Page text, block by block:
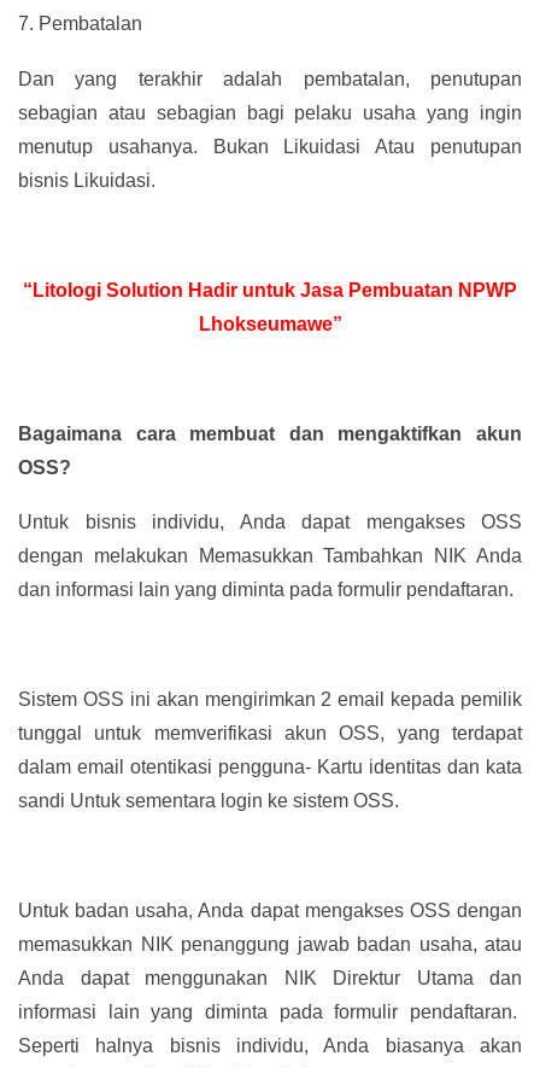
7. Pembatalan
Dan yang terakhir adalah pembatalan, penutupan
sebagian atau sebagian bagi pelaku usaha yang ingin
menutup usahanya. Bukan Likuidasi Atau penutupan
bisnis Likuidasi.
“Litologi Solution Hadir untuk Jasa Pembuatan NPWP
Lhokseumawe”
Bagaimana cara membuat dan mengaktifkan akun
OSS?
Untuk bisnis individu, Anda dapat mengakses OSS
dengan melakukan Memasukkan Tambahkan NIK Anda
dan informasi lain yang diminta pada formulir pendaftaran.
Sistem OSS ini akan mengirimkan 2 email kepada pemilik
tunggal untuk memverifikasi akun OSS, yang terdapat
dalam email otentikasi pengguna- Kartu identitas dan kata
sandi Untuk sementara login ke sistem OSS.
Untuk badan usaha, Anda dapat mengakses OSS dengan
memasukkan NIK penanggung jawab badan usaha, atau
Anda dapat menggunakan NIK Direktur Utama dan
informasi lain yang diminta pada formulir pendaftaran.
Seperti halnya bisnis individu, Anda biasanya akan